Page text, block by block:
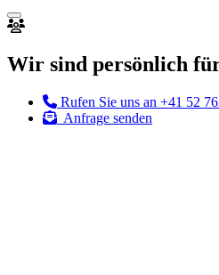
Wir sind persönlich
Rufen Sie uns an +41 52
Anfrage senden